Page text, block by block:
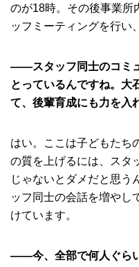
のが18時。その後事業所
ッフミーティングを行い
――スタッフ同士のコミ
とっているんですね。大
て、後輩育成にも力を入
はい。ここは子どもたち
の質を上げるには、スタ
じゃないとダメだと思う
ッフ同士の会話を増やし
けています。
――今、全部で何人ぐら